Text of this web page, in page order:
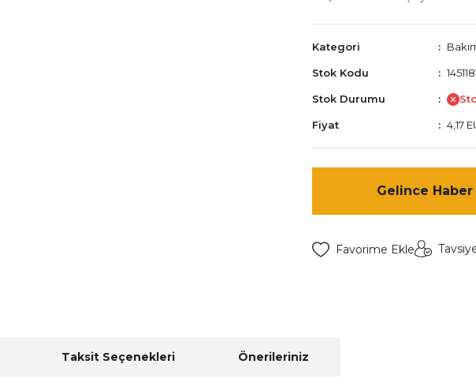
Kategori
Stok Kodu
Stok Durumu
Fiyat 4,17
Gelince Haber
Taksit Seçenekleri Önerileriniz